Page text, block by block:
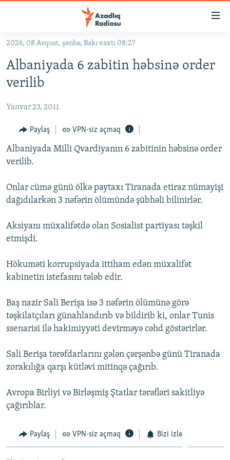
Əsas
qayıt
Əsas
qayıt
#ƏSLINDƏ
FƏRQƏ BAX
QANUNI DOĞRU
ARAŞDIRMA
MULTIMEDIA
VIDEO
FOTOQALEREYA
İNFOQRAFIKA
KARIKATURA
RADIO ARXIV
OXU ZALI
AZƏRBAYCAN ƏDƏBIYYATI KITABXANASI
İSLAM VƏ DEMOKRATIYA
İZ - MƏDƏNIYYƏT PROQRAMI
HAQQIMIZDA
MISSIYAMIZ
PEŞƏ ETIKASI VƏ JURNALISTIKA STANDARTLARIMIZ
MATERIALLARIMIZDAN ISTIFADƏ
BIZIMLƏ ƏLAQƏ
XƏBƏR BÜLLETENLƏRIMIZ
RFE/RL-in bütün saytları
2026, 08 Avqust, şənbə, Bakı vaxtı 08:27
Albaniyada 6 zabitin həbsinə order
verilib
Yanvar 23, 2011
Paylaş VPN-siz açmaq
Albaniyada Milli Qvardiyanın 6 zabitinin həbsinə order
verilib.
Onlar cümə günü ölkə paytaxı Tiranada etiraz nümayişi
dağıdılarkən 3 nəfərin ölümündə şübhəli bilinirlər.
Aksiyanı müxalifətdə olan Sosialist partiyası təşkil
etmişdi.
Hökuməti korrupsiyada ittiham edən müxalifət
kabinetin istefasını tələb edir.
Baş nazir Sali Berişa isə 3 nəfərin ölümünə görə
təşkilatçıları günahlandırıb və bildirib ki, onlar Tunis
ssenarisi ilə hakimiyyəti devirməyə cəhd göstərirlər.
Sali Berişa tərəfdarlarını gələn çərşənbə günü Tiranada
zorakılığa qarşı kütləvi mitinqə çağırıb.
Avropa Birliyi və Birləşmiş Ştatlar tərəfləri sakitliyə
çağırıblar.
Paylaş VPN-siz açmaq Bizi izlə